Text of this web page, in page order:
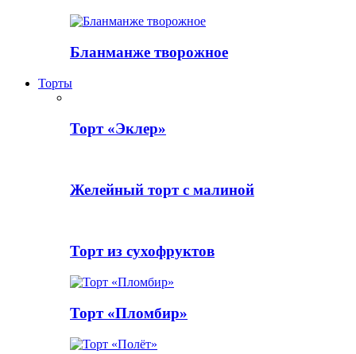
Бланманже творожное
Торты
Торт «Эклер»
Желейный торт с малиной
Торт из сухофруктов
Торт «Пломбир»